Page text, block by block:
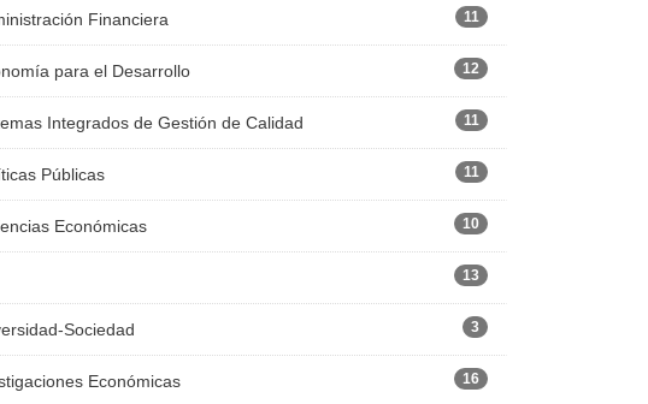
Financiera 11
para el Desarrollo 12
Integrados de Gestión de Calidad 11
Públicas 11
Económicas 10
13
Sociedad 3
Económicas 16